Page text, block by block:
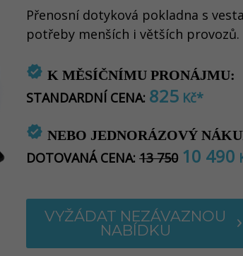
Přenosní dotyková pokladna s
potřeby menších i větších provozů.
verified K MĚSÍČNÍMU PRONÁJMU:
STANDARDNÍ CENA: 825 Kč*
verified NEBO JEDNORÁZOVÝ
DOTOVANÁ CENA: 13 750 10 490
VYŽÁDAT NEZÁVAZNOU
NABÍDKU